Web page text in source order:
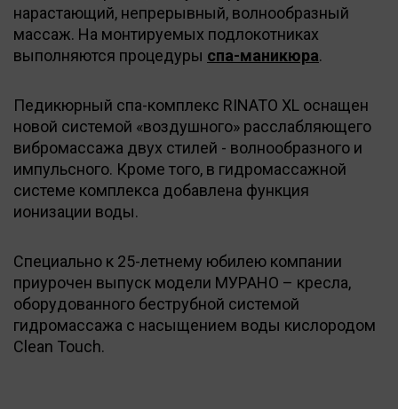
нарастающий, непрерывный, волнообразный
массаж. На монтируемых подлокотниках
выполняются процедуры спа-маникюра.
Педикюрный спа-комплекс RINATO XL оснащен
новой системой «воздушного» расслабляющего
вибромассажа двух стилей - волнообразного и
импульсного. Кроме того, в гидромассажной
системе комплекса добавлена функция
ионизации воды.
Специально к 25-летнему юбилею компании
приурочен выпуск модели МУРАНО – кресла,
оборудованного беструбной системой
гидромассажа с насыщением воды кислородом
Clean Touch.